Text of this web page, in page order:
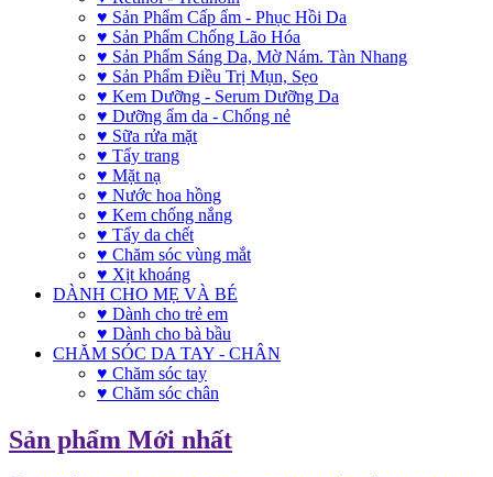
♥ Sản Phẩm Cấp ẩm - Phục Hồi Da
♥ Sản Phẩm Chống Lão Hóa
♥ Sản Phẩm Sáng Da, Mờ Nám. Tàn Nhang
♥ Sản Phẩm Điều Trị Mụn, Sẹo
♥ Kem Dưỡng - Serum Dưỡng Da
♥ Dưỡng ẩm da - Chống nẻ
♥ Sữa rửa mặt
♥ Tẩy trang
♥ Mặt nạ
♥ Nước hoa hồng
♥ Kem chống nắng
♥ Tẩy da chết
♥ Chăm sóc vùng mắt
♥ Xịt khoáng
DÀNH CHO MẸ VÀ BÉ
♥ Dành cho trẻ em
♥ Dành cho bà bầu
CHĂM SÓC DA TAY - CHÂN
♥ Chăm sóc tay
♥ Chăm sóc chân
Sản phẩm Mới nhất